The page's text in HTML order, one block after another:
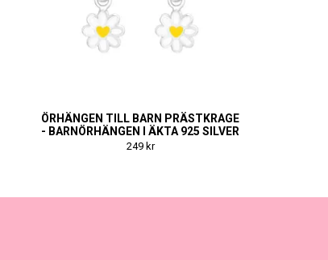
ÖRHÄNGEN TILL BARN PRÄSTKRAGE
- BARNÖRHÄNGEN I ÄKTA 925 SILVER
249 kr